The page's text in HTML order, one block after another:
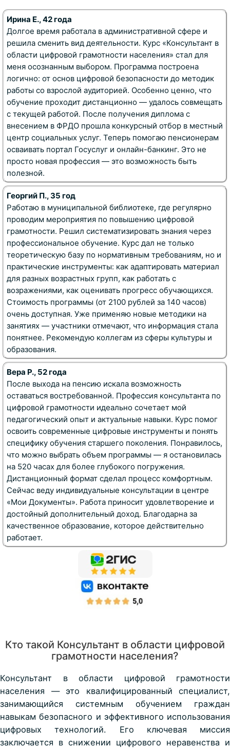
Ирина Е., 42 года
Долгое время работала в административной сфере и
решила сменить вид деятельности. Курс «Консультант в
области цифровой грамотности населения» стал для
меня осознанным выбором. Программа построена
логично: от основ цифровой безопасности до методик
работы со взрослой аудиторией. Особенно ценно, что
обучение проходит дистанционно — удалось совмещать
с текущей работой. После получения диплома с
внесением в ФРДО прошла конкурсный отбор в местный
центр социальных услуг. Теперь помогаю пенсионерам
осваивать портал Госуслуг и онлайн-банкинг. Это не
просто новая профессия — это возможность быть
полезной.
Георгий П., 35 год
Работаю в муниципальной библиотеке, где регулярно
проводим мероприятия по повышению цифровой
грамотности. Решил систематизировать знания через
профессиональное обучение. Курс дал не только
теоретическую базу по нормативным требованиям, но и
практические инструменты: как адаптировать материал
для разных возрастных групп, как работать с
возражениями, как оценивать прогресс обучающихся.
Стоимость программы (от 2100 рублей за 140 часов)
очень доступная. Уже применяю новые методики на
занятиях — участники отмечают, что информация стала
понятнее. Рекомендую коллегам из сферы культуры и
образования.
Вера Р., 52 года
После выхода на пенсию искала возможность
оставаться востребованной. Профессия консультанта по
цифровой грамотности идеально сочетает мой
педагогический опыт и актуальные навыки. Курс помог
освоить современные цифровые инструменты и понять
специфику обучения старшего поколения. Понравилось,
что можно выбрать объем программы — я остановилась
на 520 часах для более глубокого погружения.
Дистанционный формат сделал процесс комфортным.
Сейчас веду индивидуальные консультации в центре
«Мои Документы». Работа приносит удовлетворение и
достойный дополнительный доход. Благодарна за
качественное образование, которое действительно
работает.
Кто такой Консультант в области цифровой
грамотности населения?
Консультант в области цифровой грамотности
населения — это квалифицированный специалист,
занимающийся системным обучением граждан
навыкам безопасного и эффективного использования
цифровых технологий. Его ключевая миссия
заключается в снижении цифрового неравенства и